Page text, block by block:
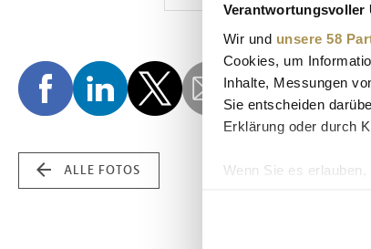
Verantwortungsvoller
Wir und unsere 58
Cookies, um
Inhalte, Messungen
Sie entscheiden
Erklärung oder durch
Wenn Sie es
Erfahren Sie mehr
ALLE FOTOS